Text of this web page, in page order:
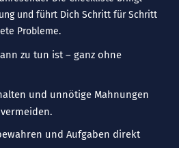
und führt Dich Schritt für Schritt
Probleme.
zu tun ist – ganz ohne
und unnötige Mahnungen
und Aufgaben direkt